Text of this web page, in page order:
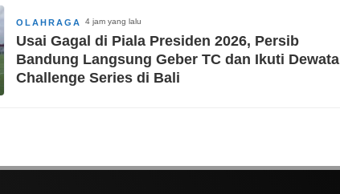
OLAHRAGA 4 jam yang lalu
Usai Gagal di Piala Presiden 2026, Persib
Bandung Langsung Geber TC dan Ikuti Dewata
Challenge Series di Bali